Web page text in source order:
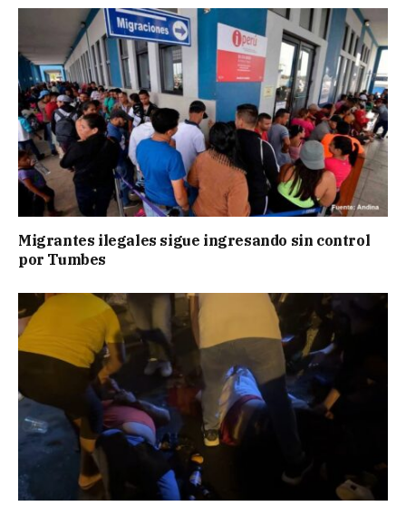
Migrantes ilegales sigue ingresando sin control
por Tumbes